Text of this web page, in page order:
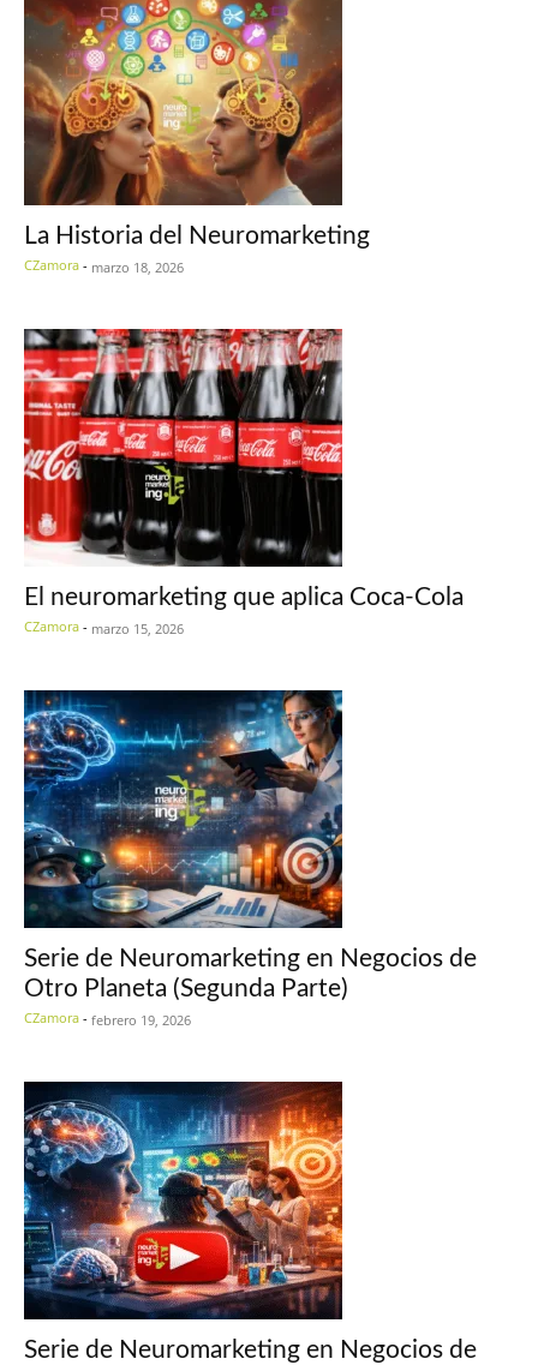
La Historia del Neuromarketing
CZamora - marzo 18, 2026
El neuromarketing que aplica Coca-Cola
CZamora - marzo 15, 2026
Serie de Neuromarketing en Negocios de
Otro Planeta (Segunda Parte)
CZamora - febrero 19, 2026
Serie de Neuromarketing en Negocios de